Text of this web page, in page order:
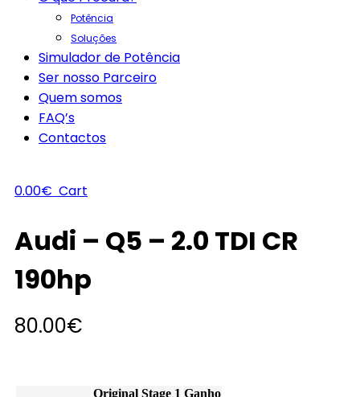
Potência
Soluções
Simulador de Potência
Ser nosso Parceiro
Quem somos
FAQ’s
Contactos
0.00€ Cart
Audi – Q5 – 2.0 TDI CR
190hp
80.00€
Original Stage 1 Ganho